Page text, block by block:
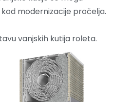
modernizacije pročelja.
vanjskih kutija roleta.